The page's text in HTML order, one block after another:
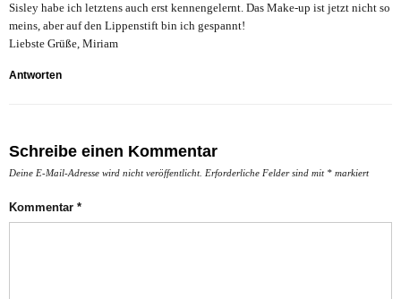
Sisley habe ich letztens auch erst kennengelernt. Das Make-up ist jetzt nicht so
meins, aber auf den Lippenstift bin ich gespannt!
Liebste Grüße, Miriam
Antworten
Schreibe einen Kommentar
Deine E-Mail-Adresse wird nicht veröffentlicht. Erforderliche Felder sind mit * markiert
Kommentar *